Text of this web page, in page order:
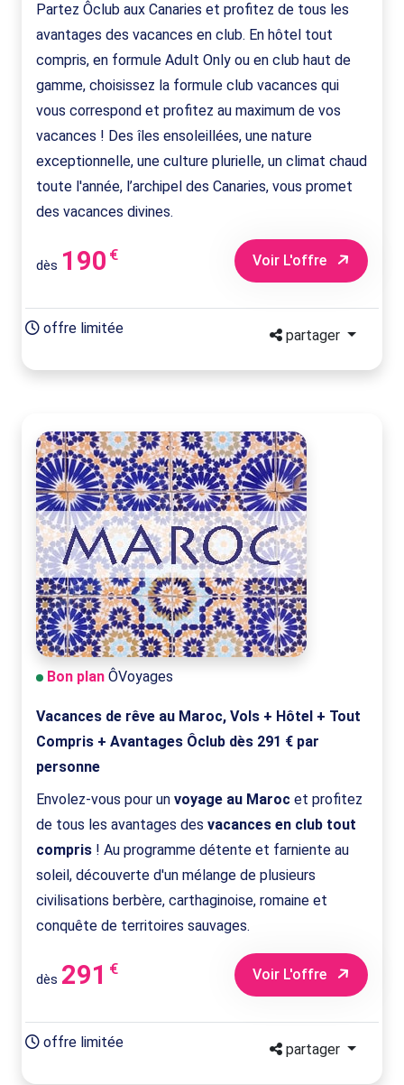
Partez Ôclub aux Canaries et profitez de tous les
avantages des vacances en club. En hôtel tout
compris, en formule Adult Only ou en club haut de
gamme, choisissez la formule club vacances qui
vous correspond et profitez au maximum de vos
vacances ! Des îles ensoleillées, une nature
exceptionnelle, une culture plurielle, un climat chaud
toute l'année, l’archipel des Canaries, vous promet
des vacances divines.
dès 190 € Voir L'offre
offre limitée partager
Bon plan ÔVoyages
Vacances de rêve au Maroc, Vols + Hôtel + Tout
Compris + Avantages Ôclub dès 291 € par
personne
Envolez-vous pour un voyage au Maroc et profitez
de tous les avantages des vacances en club tout
compris ! Au programme détente et farniente au
soleil, découverte d'un mélange de plusieurs
civilisations berbère, carthaginoise, romaine et
conquête de territoires sauvages.
dès 291 € Voir L'offre
offre limitée partager